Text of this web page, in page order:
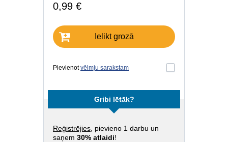
0,99 €
Ielikt grozā
Pievienotvēlmju sarakstam
Gribi lētāk?
Reģistrējies , pievieno 1 darbu un
saņem 30% atlaidi!